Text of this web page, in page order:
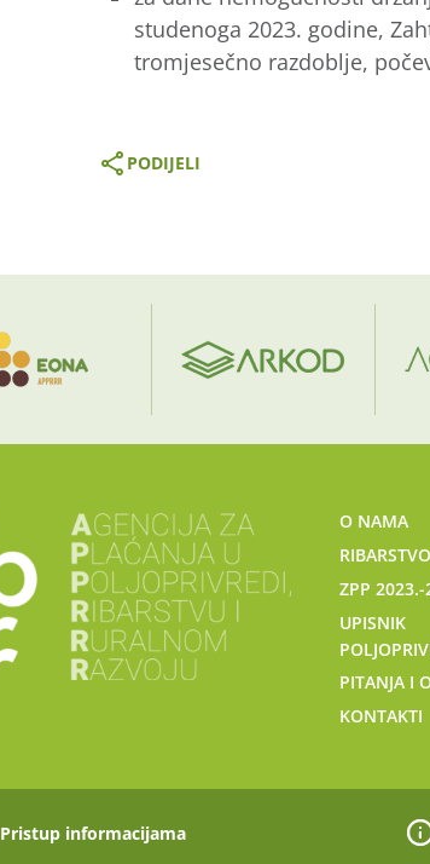
studenoga 2023. godine,
tromjesečno razdoblje,
PODIJELI
O NAMA
RIBARSTVO
ZPP 2023.-
UPISNIK
PITANJA I
KONTAKTI
Pristup informacijama